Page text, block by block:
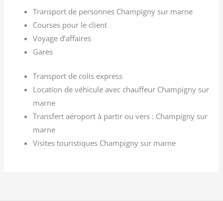
Transport de personnes Champigny sur marne
Courses pour le client
Voyage d’affaires
Gares
Transport de colis express
Location de véhicule avec chauffeur Champigny sur
marne
Transfert aéroport à partir ou vers : Champigny sur
marne
Visites touristiques Champigny sur marne